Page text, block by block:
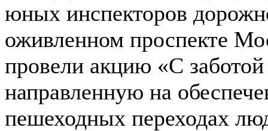
юных инспекторов
оживленном проспекте
провели акцию «С
направленную на
пешеходных переходах